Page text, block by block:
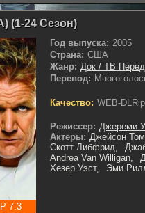
(1-24 Сезон)
7.3
Год выпуска: 2005
Страна: США
Жанр: Док / ТВ
Перевод:
Качество: WEB-DLRip
Режиссер: Джереми
Актеры: Джейсон
Скотт Либфрид,
Andrea Van Willigan,
Хезер Уэст,
Эми